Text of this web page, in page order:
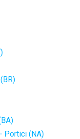
Portici (NA)